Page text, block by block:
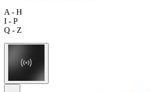
A - H
I - P
Q - Z